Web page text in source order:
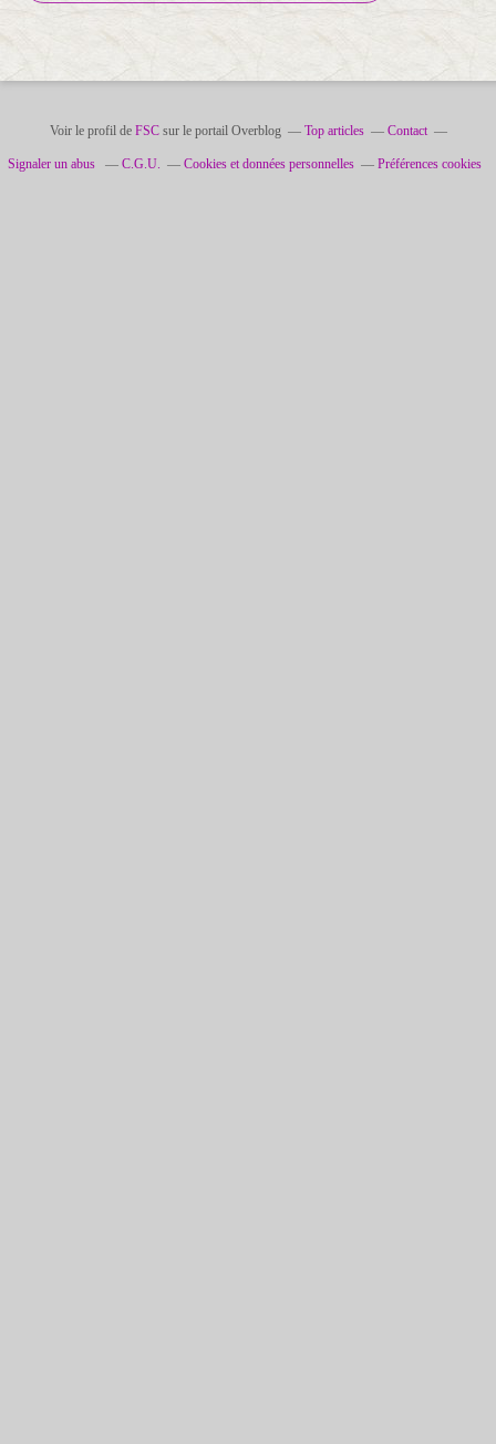
Voir le profil de FSCsur le portail Overblog Top articles Contact
Signaler un abus C.G.U. Cookies et données personnelles Préférences cookies